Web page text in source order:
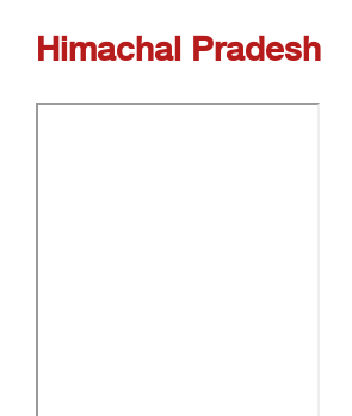
Himachal Pradesh